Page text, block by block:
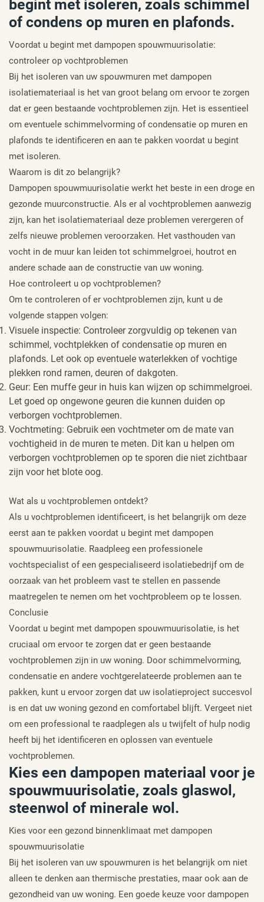
begint met isoleren, zoals schimmel
of condens op muren en plafonds.
Voordat u begint met dampopen spouwmuurisolatie:
controleer op vochtproblemen
Bij het isoleren van uw spouwmuren met dampopen
isolatiemateriaal is het van groot belang om ervoor te zorgen
dat er geen bestaande vochtproblemen zijn. Het is essentieel
om eventuele schimmelvorming of condensatie op muren en
plafonds te identificeren en aan te pakken voordat u begint
met isoleren.
Waarom is dit zo belangrijk?
Dampopen spouwmuurisolatie werkt het beste in een droge en
gezonde muurconstructie. Als er al vochtproblemen aanwezig
zijn, kan het isolatiemateriaal deze problemen verergeren of
zelfs nieuwe problemen veroorzaken. Het vasthouden van
vocht in de muur kan leiden tot schimmelgroei, houtrot en
andere schade aan de constructie van uw woning.
Hoe controleert u op vochtproblemen?
Om te controleren of er vochtproblemen zijn, kunt u de
volgende stappen volgen:
Visuele inspectie: Controleer zorgvuldig op tekenen van
schimmel, vochtplekken of condensatie op muren en
plafonds. Let ook op eventuele waterlekken of vochtige
plekken rond ramen, deuren of dakgoten.
Geur: Een muffe geur in huis kan wijzen op schimmelgroei.
Let goed op ongewone geuren die kunnen duiden op
verborgen vochtproblemen.
Vochtmeting: Gebruik een vochtmeter om de mate van
vochtigheid in de muren te meten. Dit kan u helpen om
verborgen vochtproblemen op te sporen die niet zichtbaar
zijn voor het blote oog.
Wat als u vochtproblemen ontdekt?
Als u vochtproblemen identificeert, is het belangrijk om deze
eerst aan te pakken voordat u begint met dampopen
spouwmuurisolatie. Raadpleeg een professionele
vochtspecialist of een gespecialiseerd isolatiebedrijf om de
oorzaak van het probleem vast te stellen en passende
maatregelen te nemen om het vochtprobleem op te lossen.
Conclusie
Voordat u begint met dampopen spouwmuurisolatie, is het
cruciaal om ervoor te zorgen dat er geen bestaande
vochtproblemen zijn in uw woning. Door schimmelvorming,
condensatie en andere vochtgerelateerde problemen aan te
pakken, kunt u ervoor zorgen dat uw isolatieproject succesvol
is en dat uw woning gezond en comfortabel blijft. Vergeet niet
om een professional te raadplegen als u twijfelt of hulp nodig
heeft bij het identificeren en oplossen van eventuele
vochtproblemen.
Kies een dampopen materiaal voor je
spouwmuurisolatie, zoals glaswol,
steenwol of minerale wol.
Kies voor een gezond binnenklimaat met dampopen
spouwmuurisolatie
Bij het isoleren van uw spouwmuren is het belangrijk om niet
alleen te denken aan thermische prestaties, maar ook aan de
gezondheid van uw woning. Een goede keuze voor dampopen